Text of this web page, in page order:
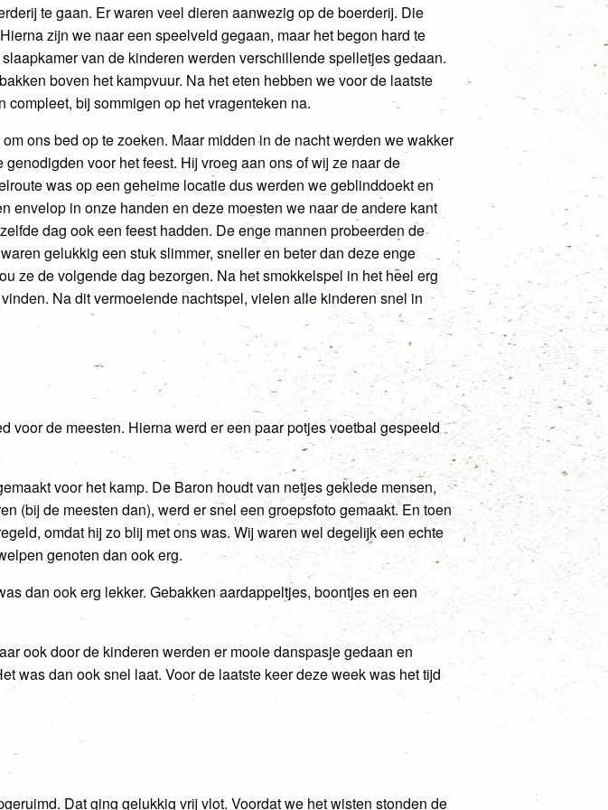
te gaan. Er waren veel dieren aanwezig op de boerderij. Die
zijn we naar een speelveld gegaan, maar het begon hard te
van de kinderen werden verschillende spelletjes gedaan.
boven het kampvuur. Na het eten hebben we voor de laatste
bij sommigen op het vragenteken na.
ons bed op te zoeken. Maar midden in de nacht werden we wakker
voor het feest. Hij vroeg aan ons of wij ze naar de
was op een geheime locatie dus werden we geblinddoekt en
envelop in onze handen en deze moesten we naar de andere kant
dag ook een feest hadden. De enge mannen probeerden de
gelukkig een stuk slimmer, sneller en beter dan deze enge
ze de volgende dag bezorgen. Na het smokkelspel in het heel erg
Na dit vermoeiende nachtspel, vielen alle kinderen snel in
voor de meesten. Hierna werd er een paar potjes voetbal gespeeld
voor het kamp. De Baron houdt van netjes geklede mensen,
(bij de meesten dan), werd er snel een groepsfoto gemaakt. En toen
omdat hij zo blij met ons was. Wij waren wel degelijk een echte
genoten dan ook erg.
dan ook erg lekker. Gebakken aardappeltjes, boontjes en een
ook door de kinderen werden er mooie danspasje gedaan en
was dan ook snel laat. Voor de laatste keer deze week was het tijd
Dat ging gelukkig vrij vlot. Voordat we het wisten stonden de